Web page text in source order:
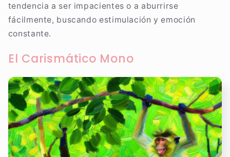
tendencia a ser impacientes o a aburrirse
fácilmente, buscando estimulación y emoción
constante.
El Carismático Mono